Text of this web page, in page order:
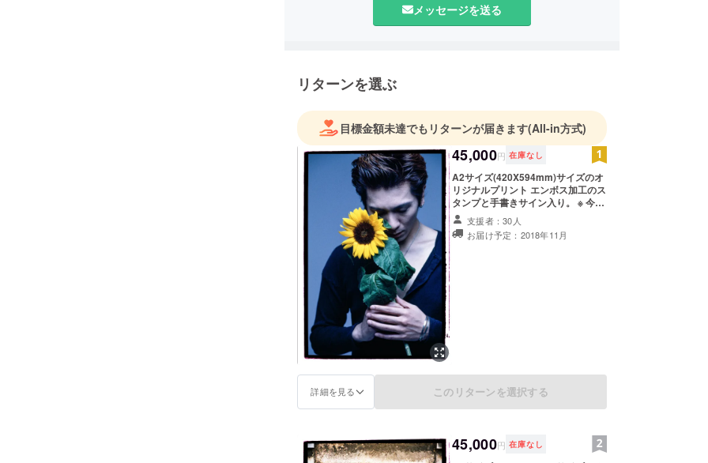
メッセージを送る
リターンを選ぶ
目標金額未達でもリターンが届きます(All-in方式)
45,000円 在庫なし
A2サイズ(420X594mm)サイズのオ
リジナルプリント エンボス加工のス
タンプと手書きサイン入り。 ※ 今回
に限り、吉井和哉 と MITCH IKEDA
のサイン両方が入ります。 1994年
The Yellow Monkey シングル盤『熱
支援者：30人
お届け予定：2018年11月
詳細を見る このリターンを選択する
45,000円 在庫なし